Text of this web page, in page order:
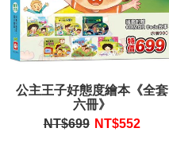
公主王子好態度繪本《全套
六冊》
NT$699 NT$552